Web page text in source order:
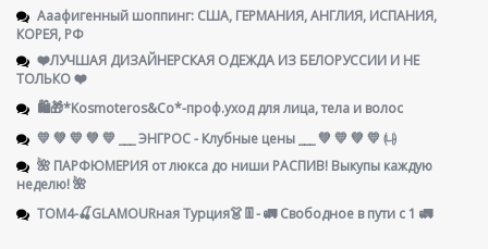
Ааафигенный шоппинг: США, ГЕРМАНИЯ, АНГЛИЯ, ИСПАНИЯ,
КОРЕЯ, РФ
❤️ЛУЧШАЯ ДИЗАЙНЕРСКАЯ ОДЕЖДА ИЗ БЕЛОРУССИИ И НЕ
ТОЛЬКО ❤️
🛍️🎁*Kosmoteros&Co*-проф.уход для лица, тела и волос
💛 💚 💛 💚 💛 ___ ЭНГРОС - Клубные цены ___ 💚 💛 💚 💛 ㈏
🌺 ПАРФЮМЕРИЯ от люкса до ниши РАСПИВ! Выкупы каждую
неделю! 🌺
ТОМ4-🍒GLAMOURная Турция👗👖- 🚛 Свободное в пути с 1 🚛